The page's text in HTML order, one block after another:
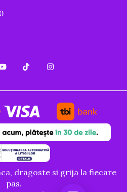
dragoste si grija la fiecare
pas.